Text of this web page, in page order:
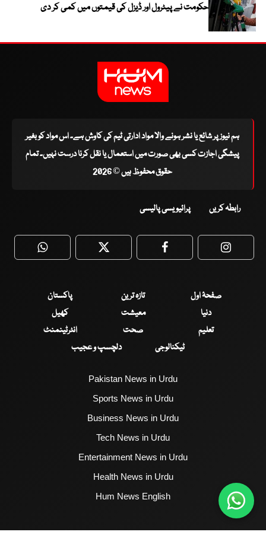
حکومت نے پیٹرول اور ڈیزل کی قیمتوں میں کمی کر دی
ہم نیوز پر شائع یا نشر ہونے والا مواد ادارتی ٹیم کی کاوش ہے۔ اس مواد کو بغیر
پیشگی اجازت کسی بھی صورت میں استعمال یا نقل کرنا درست نہیں۔ تمام
حقوق محفوظ ہیں © 2026
رابطہ کریں پرائیویسی پالیسی
WhatsApp Twitter Facebook
صفحۂ اول تازہ ترین
پاکستان
دنیا
معیشت
کھیل
تعلیم
صحت
انٹرٹینمنٹ
ٹیکنالوجی
دلچسپ و عجیب
Pakistan News in Urdu
Sports News in Urdu
Business News in Urdu
Tech News in Urdu
Entertainment News in Urdu
Health News in Urdu
Hum News English